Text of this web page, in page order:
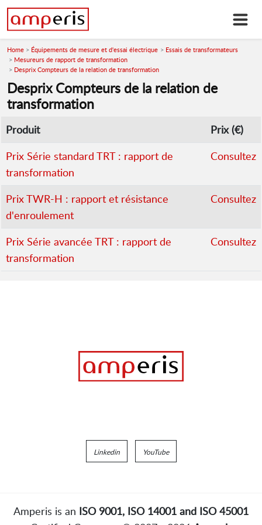
Home Équipements de mesure et d'essai électrique
Essais de transformateurs
Mesureurs de rapport de transformation
Desprix Compteurs de la relation de transformation
Desprix Compteurs de la relation de
transformation
Produit
Prix (€)
Prix Série standard TRT : rapport de
transformation
Consultez
Prix TWR-H : rapport et résistance
d'enroulement
Consultez
Prix Série avancée TRT : rapport de
transformation
Consultez
Linkedin YouTube
Amperis is an ISO 9001, ISO 14001 and ISO 45001